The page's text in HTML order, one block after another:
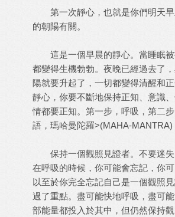
第一次靜心，也就是你們明天早
的朝陽有關。
這是一個早晨的靜心。當睡眠被
都變得生機勃勃。夜晚已經過去了
陽就要升起了，一切都變得清醒和
靜心，你要不斷地保持正知、意識
情都要正知。第一步，呼吸，第二
語，瑪哈曼陀羅>(MAHA-MANTRA)
保持一個觀照見證者。不要迷失
在呼吸的時候，你可能會忘記，你
以至於你完全忘記自己是一個觀照
過了重點。盡可能快地呼吸，盡可
部能量都投入於其中，但仍然保持